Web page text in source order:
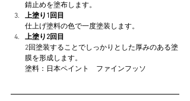
錆止めを塗布します。
上塗り1回目
仕上げ塗料の色で一度塗装します。
上塗り2回目
2回塗装することでしっかりとした厚みのある塗
膜を形成します。
塗料：日本ペイント　ファインフッソ